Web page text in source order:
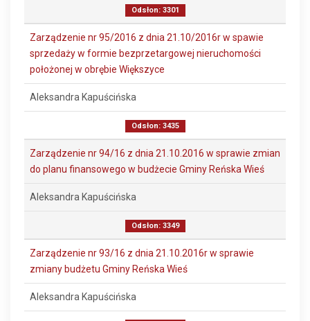
Odsłon: 3301
Zarządzenie nr 95/2016 z dnia 21.10/2016r w spawie
sprzedaży w formie bezprzetargowej nieruchomości
położonej w obrębie Większyce
Aleksandra Kapuścińska
Odsłon: 3435
Zarządzenie nr 94/16 z dnia 21.10.2016 w sprawie zmian
do planu finansowego w budżecie Gminy Reńska Wieś
Aleksandra Kapuścińska
Odsłon: 3349
Zarządzenie nr 93/16 z dnia 21.10.2016r w sprawie
zmiany budżetu Gminy Reńska Wieś
Aleksandra Kapuścińska